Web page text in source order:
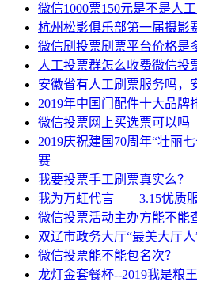
微信1000票150元是不是人
杭州松影俱乐部第一届摄影
微信刷投票刷票平台价格是
人工投票群怎么收费微信投
安徽省有人工刷票服务吗，
2019年中国门配件十大品牌
微信投票网上买选票可以吗
2019庆祝建国70周年“壮丽
赛
我要投票手工刷票真实么？
我为万虹代言——3.15优质
微信投票活动主办方能不能
双辽市政务大厅“最美大厅
微信投票能不能包名次？
龙灯金套餐杯--2019我是粮